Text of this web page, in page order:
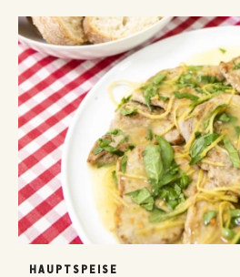
HAUPTSPEISE